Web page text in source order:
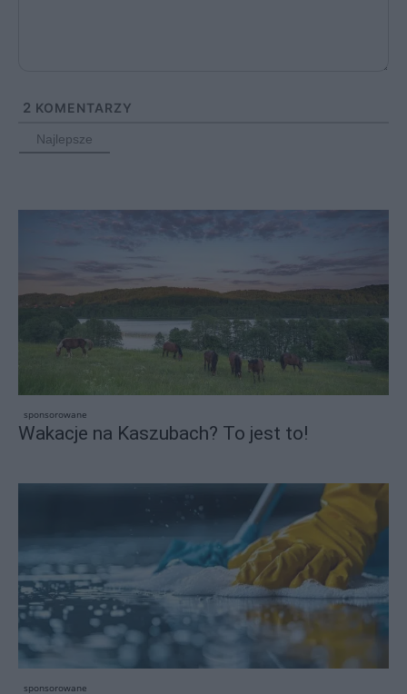
2 KOMENTARZY
Najlepsze
sponsorowane
Wakacje na Kaszubach? To jest to!
sponsorowane